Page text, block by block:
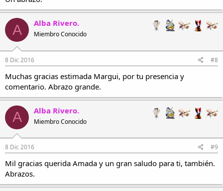
A Alba Rivero.
Miembro Conocido
8 Dic 2016 #8
Muchas gracias estimada Margui, por tu presencia y
comentario. Abrazo grande.
A Alba Rivero.
Miembro Conocido
8 Dic 2016 #9
Mil gracias querida Amada y un gran saludo para ti, también.
Abrazos.